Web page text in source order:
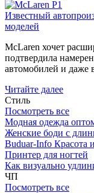
Известный
моделей
McLaren хочет
подтвердила
автомобилей и даже
Читайте далее
Стиль
Посмотреть все
Модная одежда
Женские боди с
Buduar-Info Красота
Принтер для ногтей
Как визуально
ЧП
Посмотреть все